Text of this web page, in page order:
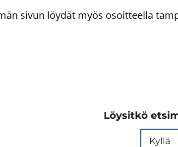
sivun löy­dät myös osoit­teel­la
Löysitkö
Kyllä